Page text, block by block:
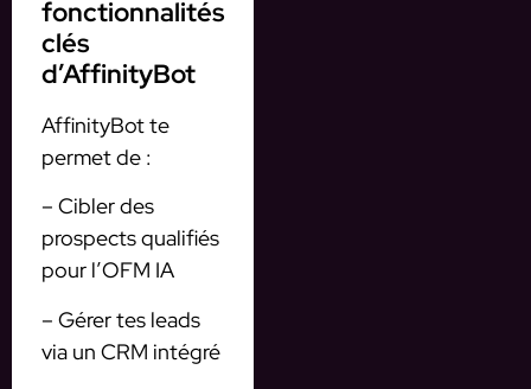
fonctionnalités
clés
d’AffinityBot
AffinityBot te
permet de :
– Cibler des
prospects qualifiés
pour l’OFM IA
– Gérer tes leads
via un CRM intégré